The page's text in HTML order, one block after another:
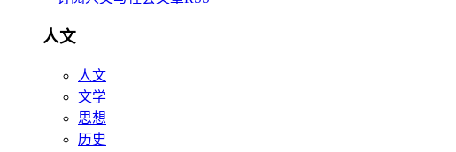
人文
人文
文学
思想
历史